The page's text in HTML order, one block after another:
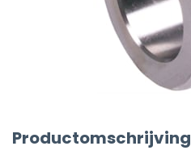
Productomschrijving